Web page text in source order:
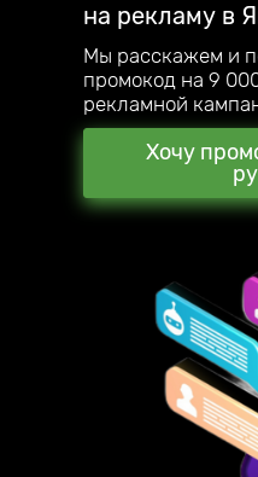
на рекламу в
Мы расскажем и
промокод на 9
рекламной
Хочу